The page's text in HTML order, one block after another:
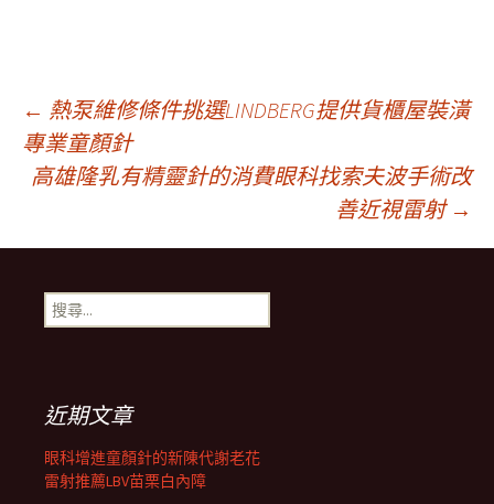
文
章
導
覽
列
← 熱泵維修條件挑選LINDBERG提供貨櫃屋裝潢
專業童顏針
高雄隆乳有精靈針的消費眼科找索夫波手術改
善近視雷射 →
搜
尋
近期文章
眼科增進童顏針的新陳代謝老花
雷射推薦LBV苗栗白內障